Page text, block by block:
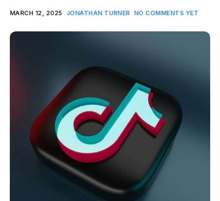
MARCH 12, 2025 JONATHAN TURNER NO COMMENTS YET